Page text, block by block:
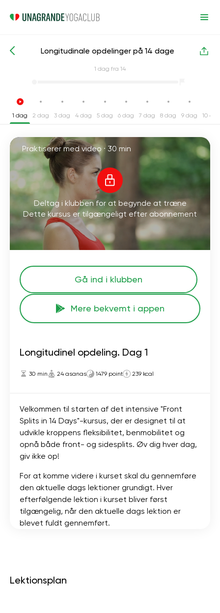
Intensive yogakurser Bensplit
Longitudinale opdelinger på 14 dage
1 dag fra 14
1 dag 2 dag 3 dag 4 dag 5 dag 6 dag 7 dag 8 dag 9 dag 10
Praktiserer med video · 30 min
Deltag i klubben for at begynde at træne
Dette kursus er tilgængeligt efter abonnement
Gå ind i klubben
Mere bekvemt i appen
Longitudinel opdeling. Dag 1
30 min 24 asanas 1479 point 239 kcal
Velkommen til starten af ​​det intensive "Front
Splits in 14 Days"-kursus, der er designet til at
udvikle kroppens fleksibilitet, benmobilitet og
opnå både front- og sidesplits. Øv dig hver dag,
giv ikke op!
For at komme videre i kurset skal du gennemføre
den aktuelle dags lektioner grundigt. Hver
efterfølgende lektion i kurset bliver først
tilgængelig, når den aktuelle dags lektion er
blevet fuldt gennemført.
Lektionsplan